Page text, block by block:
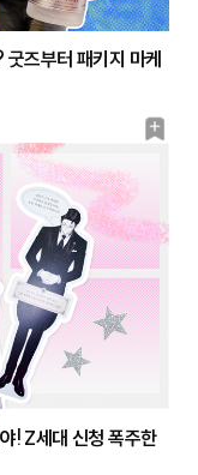
북
크
즈부터 패키지 마케
! Z세대 신청 폭주한